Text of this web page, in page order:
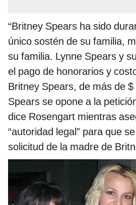
“Britney Spears ha sido
único sostén de su familia,
su familia. Lynne Spears y
el pago de honorarios y
Britney Spears, de más de
Spears se opone a la
dice Rosengart mientras
“autoridad legal” para que
solicitud de la madre de